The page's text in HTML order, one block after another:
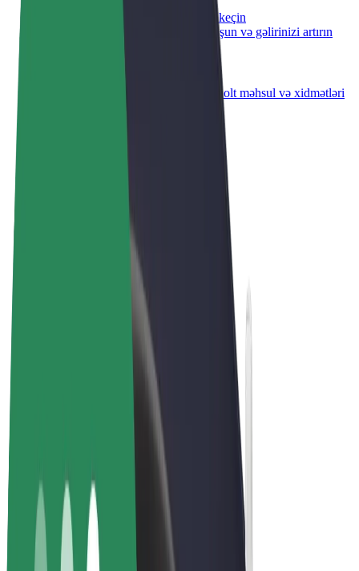
Avtopark sahibi kimi qeydiyyatdan keçin
Avtoparkınızı Bolt platformasına qoşun və gəlirinizi artırın
Biznes üçün Bolt
Biznesiniz üçün miqyaslandırılmış Bolt məhsul və xidmətləri
Biznes üçün Bolt
Elektrikli velosipedlər
Bolt Plus
Bolt ilə pul qazanın